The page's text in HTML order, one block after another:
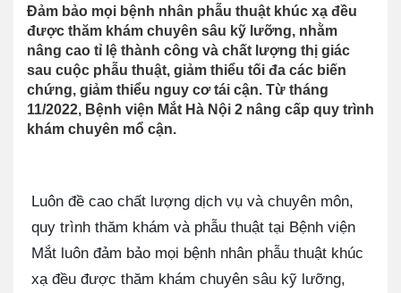
Đảm bảo mọi bệnh nhân phẫu thuật khúc xạ đều
được thăm khám chuyên sâu kỹ lưỡng, nhằm
nâng cao tỉ lệ thành công và chất lượng thị giác
sau cuộc phẫu thuật, giảm thiểu tối đa các biến
chứng, giảm thiểu nguy cơ tái cận. Từ tháng
11/2022, Bệnh viện Mắt Hà Nội 2 nâng cấp quy trình
khám chuyên mổ cận.
Luôn đề cao chất lượng dịch vụ và chuyên môn,
quy trình thăm khám và phẫu thuật tại Bệnh viện
Mắt luôn đảm bảo mọi bệnh nhân phẫu thuật khúc
xạ đều được thăm khám chuyên sâu kỹ lưỡng,